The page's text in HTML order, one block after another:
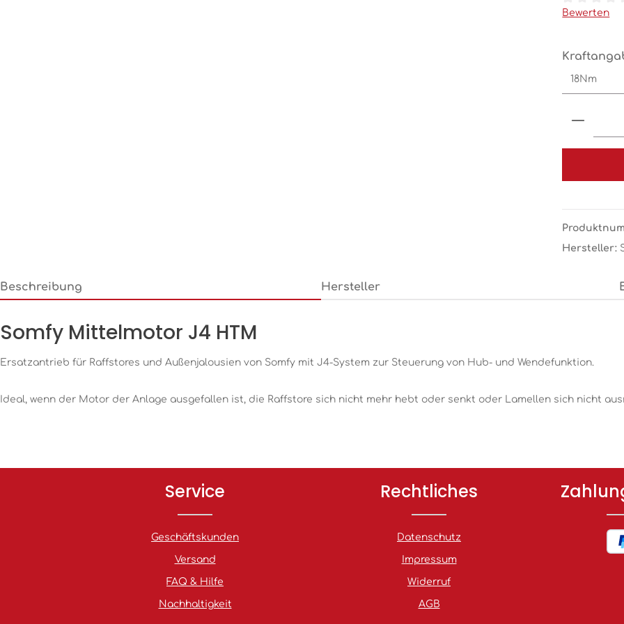
Bewerten
Hersteller:
Beschreibung Hersteller
Somfy Mittelmotor J4 HTM
Ersatzantrieb für Raffstores und Außenjalousien von Somfy mit J4-System zur Steuerung von Hub- und Wendefunktion.
Ideal, wenn der Motor der Anlage ausgefallen ist, die Raffstore sich nicht mehr hebt oder senkt oder Lamellen sich nicht
Service
Geschäftskunden
Versand
FAQ & Hilfe
Nachhaltigkeit
Rechtliches
Datenschutz
Impressum
Widerruf
AGB